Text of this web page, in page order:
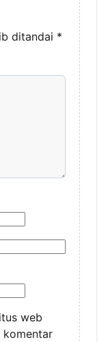
ditandai *
web
komentar